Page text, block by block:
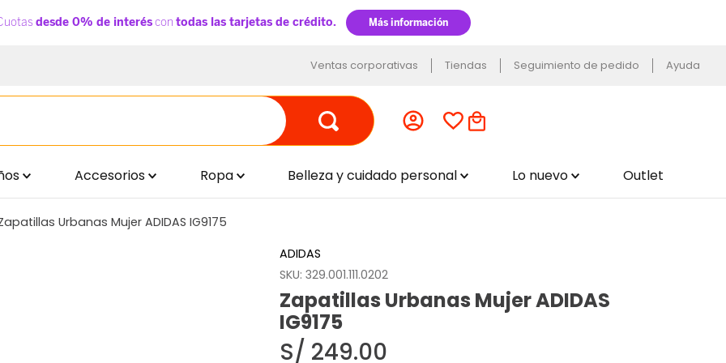
Ventas corporativas Tiendas Seguimiento de pedido Ayuda
Accesorios Ropa Belleza y cuidado personal Lo nuevo Outlet
Urbanas Mujer ADIDAS IG9175
ADIDAS
SKU: 329.001.111.0202
Zapatillas Urbanas Mujer ADIDAS
IG9175
S/ 249.00